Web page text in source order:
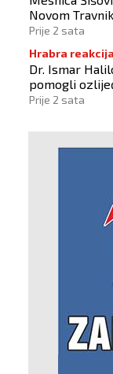
Novom
Prije 2 sata
Hrabra reakcija
Dr. Ismar
pomogli
Busovače!
Prije 2 sata